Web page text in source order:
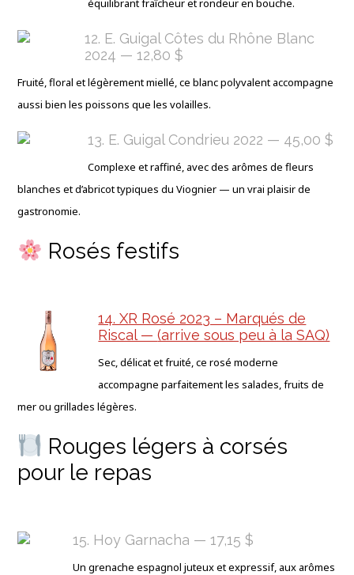
équilibrant fraîcheur et rondeur en bouche.
12. E. Guigal Côtes du Rhône Blanc
2024 — 12,80 $
Fruité, floral et légèrement miellé, ce blanc polyvalent accompagne
aussi bien les poissons que les volailles.
13. E. Guigal Condrieu 2022 — 45,00 $
Complexe et raffiné, avec des arômes de fleurs
blanches et d’abricot typiques du Viognier — un vrai plaisir de
gastronomie.
Rosés festifs
14. XR Rosé 2023 – Marqués de
Riscal —(arrive sous peu à la SAQ)
Sec, délicat et fruité, ce rosé moderne
accompagne parfaitement les salades, fruits de
mer ou grillades légères.
Rouges légers à corsés
pour le repas
15. Hoy Garnacha — 17,15 $
Un grenache espagnol juteux et expressif, aux arômes